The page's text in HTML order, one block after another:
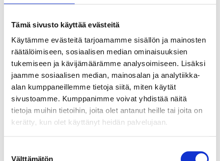
Tämä sivusto käyttää evästeitä
Käytämme evästeitä tarjoamamme sisällön ja mainosten
räätälöimiseen, sosiaalisen median ominaisuuksien
tukemiseen ja kävijämäärämme analysoimiseen. Lisäksi
jaamme sosiaalisen median, mainosalan ja analytiikka-
alan kumppaneillemme tietoja siitä, miten käytät
sivustoamme. Kumppanimme voivat yhdistää näitä
tietoja muihin tietoihin, joita olet antanut heille tai joita on
kerätty, kun olet käyttänyt heidän palvelujaan.
Välttämätön